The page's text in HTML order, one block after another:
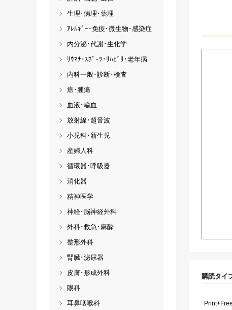
購読タイ
生理･病理･薬理
ｱﾚﾙｷﾞｰ･免疫･微生物･感染症
内分泌･代謝･生化学
ﾘｳﾏﾁ･ｽﾎﾟｰﾂ･ﾘﾊﾋﾞﾘ･老年病
内科一般･診断･検査
癌･腫瘍
血液･輸血
放射線･超音波
小児科･新生児
産婦人科
循環器･呼吸器
消化器
精神医学
神経･脳神経外科
外科･救急･麻酔
整形外科
腎臓･泌尿器
皮膚･形成外科
眼科
耳鼻咽喉科